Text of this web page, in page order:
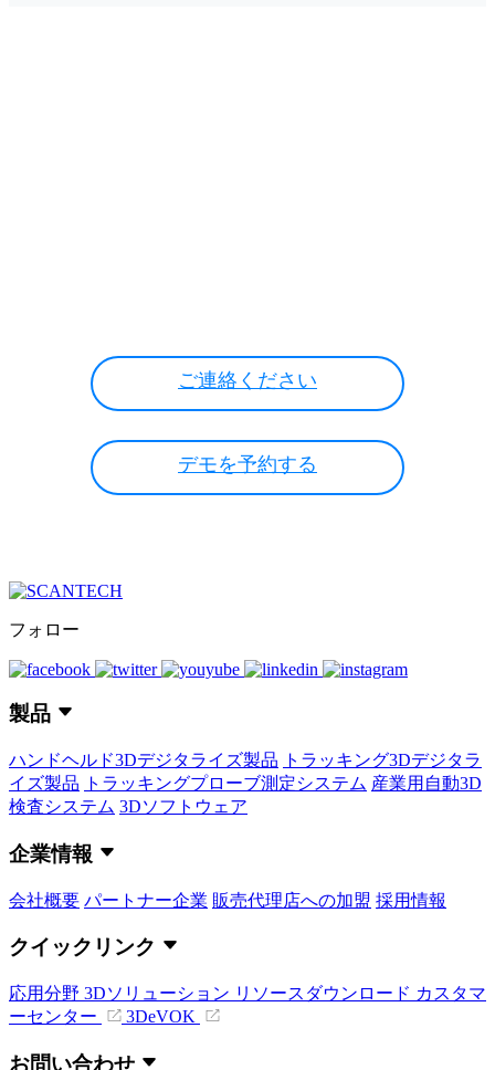
ご連絡ください
デモを予約する
フォロー
製品
ハンドヘルド3Dデジタライズ製品
トラッキング3Dデジタラ
イズ製品
トラッキングプローブ測定システム 産業用自動3D
検査システム 3Dソフトウェア
企業情報
会社概要 パートナー企業 販売代理店への加盟 採用情報
クイックリンク
応用分野 3Dソリューション リソースダウンロード カスタマ
ーセンター
3DeVOK
お問い合わせ